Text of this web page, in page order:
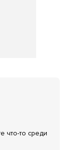
что-то среди